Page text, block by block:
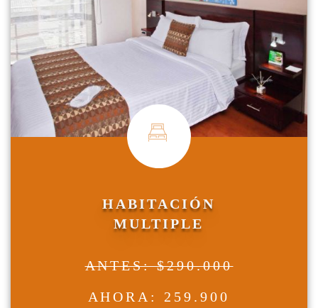
HABITACIÓN
MULTIPLE
ANTES: $290.000
AHORA: 259.900